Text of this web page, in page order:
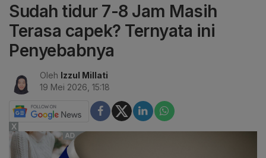
Sudah tidur 7-8 Jam Masih
Terasa capek? Ternyata ini
Penyebabnya
Oleh Izzul Millati
19 Mei 2026, 15:18
X